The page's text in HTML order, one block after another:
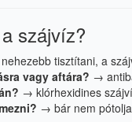
szájvíz?
tisztítani, a
vagy aftára? →
→ klórhexidines
→ bár nem